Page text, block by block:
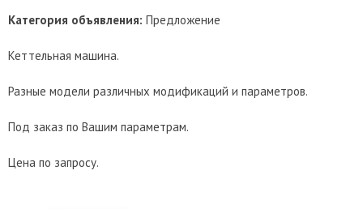
Категория объявления: Предложение
Кеттельная машина.
Разные модели различных модификаций и параметров.
Под заказ по Вашим параметрам.
Цена по запросу.